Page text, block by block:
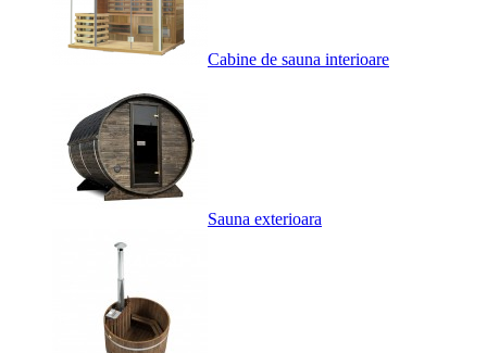
Cabine de sauna interioare
Sauna exterioara